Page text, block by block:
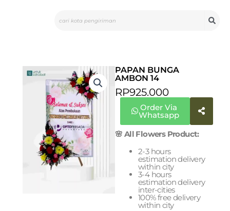
PAPAN BUNGA
AMBON 14
RP925.000
Order Via
Whatsapp
🌸 All Flowers Product:
2-3 hours
estimation delivery
within city
3-4 hours
estimation delivery
inter-cities
100% free delivery
within city